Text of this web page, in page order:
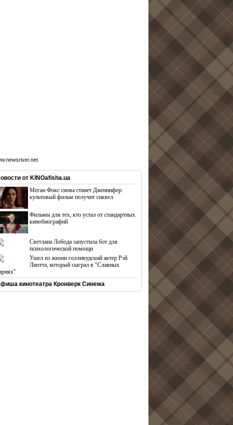
от KINOafisha.ua
Меган Фокс снова станет Дженнифер:
культовый фильм получит сиквел
Фильмы для тех, кто устал от стандартных
кинобиографий
Светлана Лобода запустила бот для
психологической помощи
Ушел из жизни голливудский актер Рэй
Лиотта, который сыграл в "Славных
кинотеатра Кронверк Синема